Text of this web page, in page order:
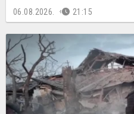
06.08.2026. 21:15